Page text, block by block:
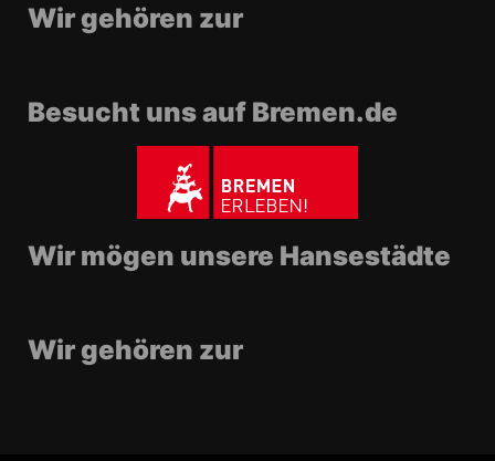
Wir gehören zur
Besucht uns auf Bremen.de
Wir mögen unsere Hansestädte
Wir gehören zur